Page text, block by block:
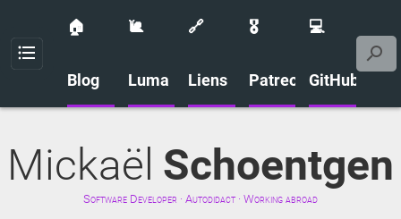
Menu
🏠
Blog
🐌
Luma
🔗
Liens
🎖️
Patreon
💻
GitHub
Mickaël Schoentgen
Software Developer · Autodidact · Working abroad